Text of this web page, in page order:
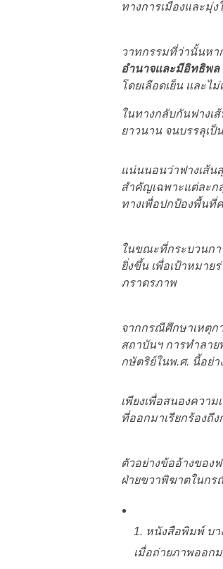
ทางการเมืองและมุ่
วาทกรรมที่ว่านั้นหา
อำนาจและมีอิทธิพล
โดยเลือดเย็น และไ
ในทางกลับกันฟางเ
ยาวนาน จนบรรลุเ
แน่นนอนว่าฟางเส้น
สำคัญเฉพาะแต่ละก
ทางเพื่อปกป้องพื้นที่
ในขณะที่กระบวนกา
ยิ่งขึ้น เพื่อเป้าหมา
ภราดรภาพ
จากกรณีศึกษาเหตุก
สถาบันฯ การทำลา
กษัตริย์ในพ.ศ. นี้อย่
เพียงเพื่อสนองควา
ที่ออกมาเรียกร้องถึ
ตัวอย่างข้ออ้างของ
ฝ่ายขวาพิฆาตในกร
1. หนังสือพิมพ์ บ
เมื่อถ่ายภาพออก